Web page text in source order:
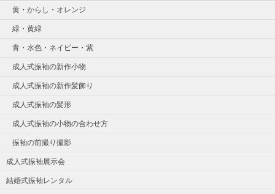
黄・からし・オレンジ
緑・黄緑
青・水色・ネイビー・紫
成人式振袖の新作小物
成人式振袖の新作髪飾り
成人式振袖の髪形
成人式振袖の小物の合わせ方
振袖の前撮り撮影
成人式振袖展示会
結婚式振袖レンタル